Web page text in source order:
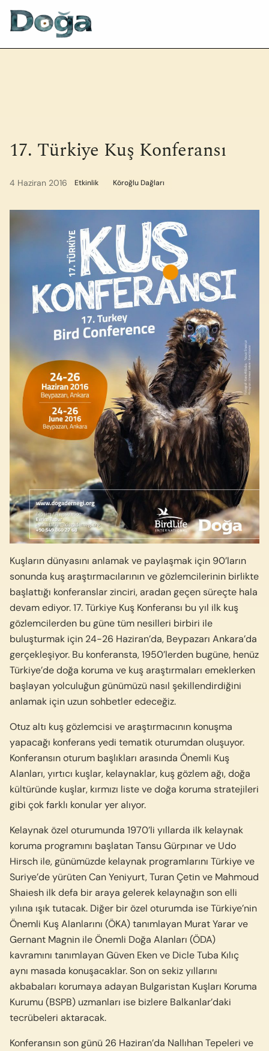
17. Türkiye Kuş Konferansı
4 Haziran 2016 Etkinlik Köroğlu Dağları
Kuşların dünyasını anlamak ve paylaşmak için 90’ların
sonunda kuş araştırmacılarının ve gözlemcilerinin birlikte
başlattığı konferanslar zinciri, aradan geçen süreçte hala
devam ediyor. 17. Türkiye Kuş Konferansı bu yıl ilk kuş
gözlemcilerden bu güne tüm nesilleri birbiri ile
buluşturmak için 24-26 Haziran’da, Beypazarı Ankara’da
gerçekleşiyor. Bu konferansta, 1950’lerden bugüne, henüz
Türkiye’de doğa koruma ve kuş araştırmaları emeklerken
başlayan yolculuğun günümüzü nasıl şekillendirdiğini
anlamak için uzun sohbetler edeceğiz.
Otuz altı kuş gözlemcisi ve araştırmacının konuşma
yapacağı konferans yedi tematik oturumdan oluşuyor.
Konferansın oturum başlıkları arasında Önemli Kuş
Alanları, yırtıcı kuşlar, kelaynaklar, kuş gözlem ağı, doğa
kültüründe kuşlar, kırmızı liste ve doğa koruma stratejileri
gibi çok farklı konular yer alıyor.
Kelaynak özel oturumunda 1970’li yıllarda ilk kelaynak
koruma programını başlatan Tansu Gürpınar ve Udo
Hirsch ile, günümüzde kelaynak programlarını Türkiye ve
Suriye’de yürüten Can Yeniyurt, Turan Çetin ve Mahmoud
Shaiesh ilk defa bir araya gelerek kelaynağın son elli
yılına ışık tutacak. Diğer bir özel oturumda ise Türkiye’nin
Önemli Kuş Alanlarını (ÖKA) tanımlayan Murat Yarar ve
Gernant Magnin ile Önemli Doğa Alanları (ÖDA)
kavramını tanımlayan Güven Eken ve Dicle Tuba Kılıç
aynı masada konuşacaklar. Son on sekiz yıllarını
akbabaları korumaya adayan Bulgaristan Kuşları Koruma
Kurumu (BSPB) uzmanları ise bizlere Balkanlar’daki
tecrübeleri aktaracak.
Konferansın son günü 26 Haziran’da Nallıhan Tepeleri ve